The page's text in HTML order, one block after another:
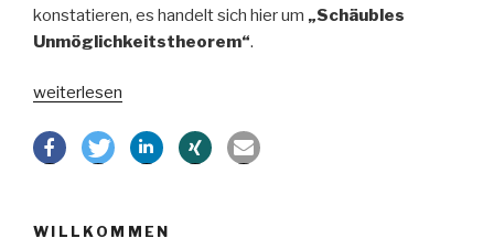
konstatieren, es handelt sich hier um „Schäubles
Unmöglichkeitstheorem“.
„Schäubles
weiterlesen
WILLKOMMEN